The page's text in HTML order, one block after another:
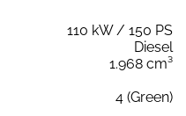
110 kW / 150 PS
Diesel
1.968 cm³
4 (Green)